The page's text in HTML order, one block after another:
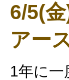
6/5(
アー
1年に